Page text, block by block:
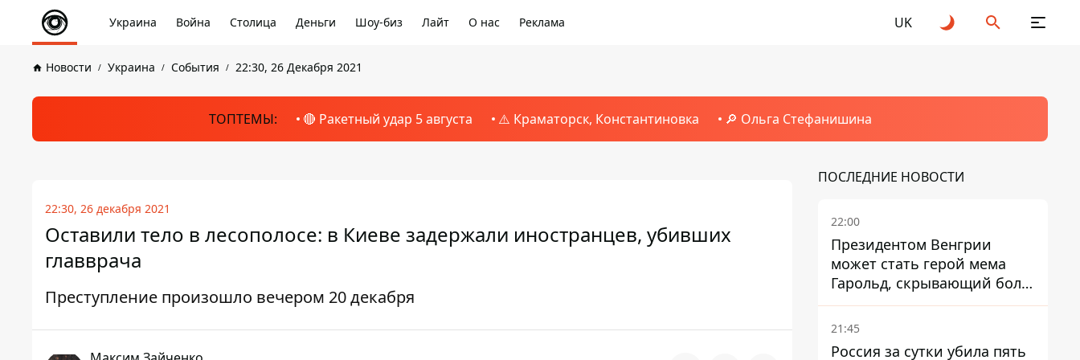
Украина Война Столица Деньги Шоу-биз Лайт О нас Реклама UK
Новости Украина События 22:30, 26 Декабря 2021
ТОПТЕМЫ: 🔴 Ракетный удар 5 августа ⚠️ Краматорск, Константиновка 🔎 Ольга Стефанишина
22:30, 26 декабря 2021
Оставили тело в лесополосе: в Киеве задержали иностранцев, убивших
главврача
Преступление произошло вечером 20 декабря
ПОСЛЕДНИЕ НОВОСТИ
22:00
Президентом Венгрии
может стать герой мема
Гарольд, скрывающий боль
– он возглавил народное
голосование
21:45
Россия за сутки убила пять